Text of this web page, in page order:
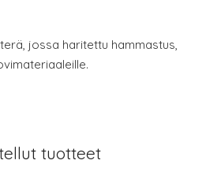
jossa haritettu hammastus,
tuotteet